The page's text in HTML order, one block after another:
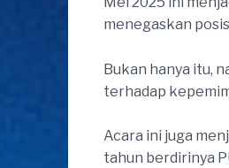
menegaskan
Bukan hanya itu,
terhadap
Acara ini juga
tahun berdirinya